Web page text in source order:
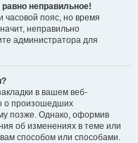
неправильное!
часовой пояс, но время
неправильно
администратора для
в вашем веб-
о произошедших
позже. Однако, оформив
об изменениях в теме или
способом или способами.